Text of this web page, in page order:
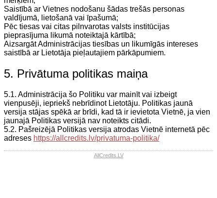
Saistībā ar Vietnes nodošanu šādas trešās personas
valdījumā, lietošanā vai īpašumā;
Pēc tiesas vai citas pilnvarotas valsts institūcijas
pieprasījuma likumā noteiktajā kārtībā;
Aizsargāt Administrācijas tiesības un likumīgās intereses
saistībā ar Lietotāja pieļautajiem pārkāpumiem.
5. Privātuma politikas maiņa
5.1. Administrācija šo Politiku var mainīt vai izbeigt
vienpusēji, iepriekš nebrīdinot Lietotāju. Politikas jaunā
versija stājas spēkā ar brīdi, kad tā ir ievietota Vietnē, ja vien
jaunajā Politikas versijā nav noteikts citādi.
5.2. Pašreizējā Politikas versija atrodas Vietnē internetā pēc
adreses https://allcredits.lv/privatuma-politika/
AllCredits.LV